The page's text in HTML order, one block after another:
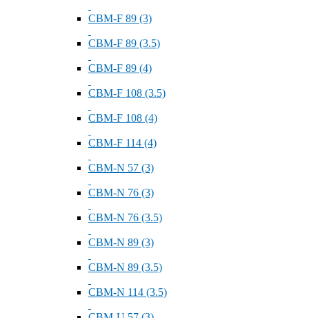
СВМ-F 89 (3)
СВМ-F 89 (3.5)
СВМ-F 89 (4)
СВМ-F 108 (3.5)
СВМ-F 108 (4)
СВМ-F 114 (4)
СВМ-N 57 (3)
СВМ-N 76 (3)
СВМ-N 76 (3.5)
СВМ-N 89 (3)
СВМ-N 89 (3.5)
СВМ-N 114 (3.5)